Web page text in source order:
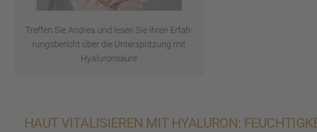
Treffen Sie Andrea und lesen Sie ihren Erfah­
rungs­be­richt über die Unter­sprit­zung mit
Hyalu­ron­säure
HAUT VITALI­SIE­REN MIT HYALU­RON: